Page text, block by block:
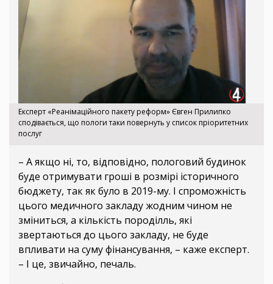
Експерт «Реанімаційного пакету реформ» Євген Прилипко
сподівається, що пологи таки повернуть у список пріоритетних
послуг
– А якщо ні, то, відповідно, пологовий будинок
буде отримувати гроші в розмірі історичного
бюджету, так як було в 2019-му. І спроможність
цього медичного закладу жодним чином не
зміниться, а кількість породілль, які
звертаються до цього закладу, не буде
впливати на суму фінансування, – каже експерт.
– І це, звичайно, печаль.